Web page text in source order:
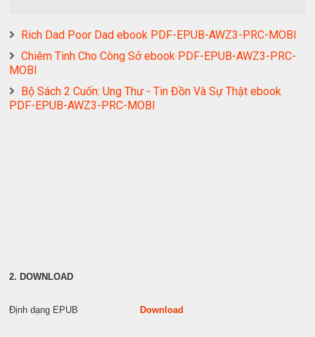
Rich Dad Poor Dad ebook PDF-EPUB-AWZ3-PRC-MOBI
Chiêm Tinh Cho Công Sở ebook PDF-EPUB-AWZ3-PRC-
MOBI
Bộ Sách 2 Cuốn: Ung Thư - Tin Đồn Và Sự Thật ebook
PDF-EPUB-AWZ3-PRC-MOBI
2. DOWNLOAD
Định dạng EPUB Download